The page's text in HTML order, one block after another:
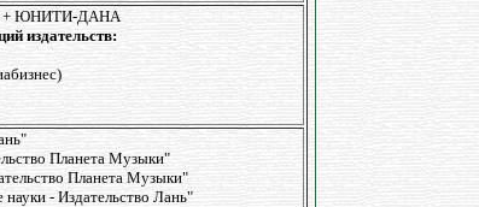
+ ЮНИТИ-ДАНА
издательств:
Планета Музыки"
Планета Музыки"
- Издательство Лань"